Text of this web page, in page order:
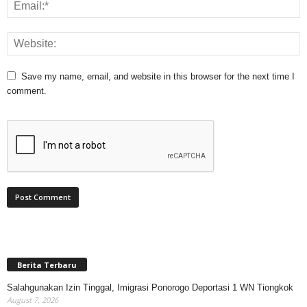
Save my name, email, and website in this browser for the next time I
comment.
Berita Terbaru
Salahgunakan Izin Tinggal, Imigrasi Ponorogo Deportasi 1 WN Tiongkok
August 7, 2026